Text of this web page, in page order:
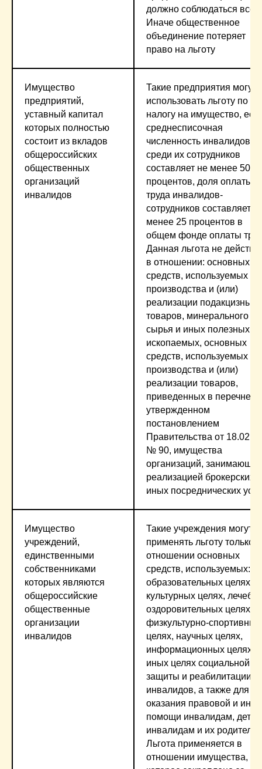
должно соблюдаться
Иначе общественное
объединение потеряет
право на льготу
Имущество
предприятий,
уставный капитал
которых полностью
состоит из вкладов
общероссийских
общественных
организаций
инвалидов
Такие предприятия могут
использовать льготу по
налогу на имущество,
среднесписочная
численность инвалидов
среди их сотрудников
составляет не менее 50
процентов, доля оплаты
труда инвалидов-
сотрудников составляет
менее 25 процентов в
общем фонде оплаты
Данная льгота не
в отношении: основных
средств, используемых
производства и (или)
реализации подакцизных
товаров, минерального
сырья и иных полезных
ископаемых, основных
средств, используемых
производства и (или)
реализации товаров,
приведенных в перечне,
утвержденном
постановлением
Правительства от
№ 90, имущества
организаций,
реализацией брокерских и
иных посреднических
Имущество
учреждений,
единственными
собственниками
которых являются
общероссийские
общественные
организации
инвалидов
Такие учреждения могут
применять льготу только в
отношении основных
средств, используемых: в
образовательных целях,
культурных целях,
оздоровительных целях,
физкультурно-спортивных
целях, научных целях,
информационных целях,
иных целях социальной
защиты и реабилитации
инвалидов, а также для
оказания правовой и иной
помощи инвалидам,
инвалидам и их
Льгота применяется в
отношении имущества,